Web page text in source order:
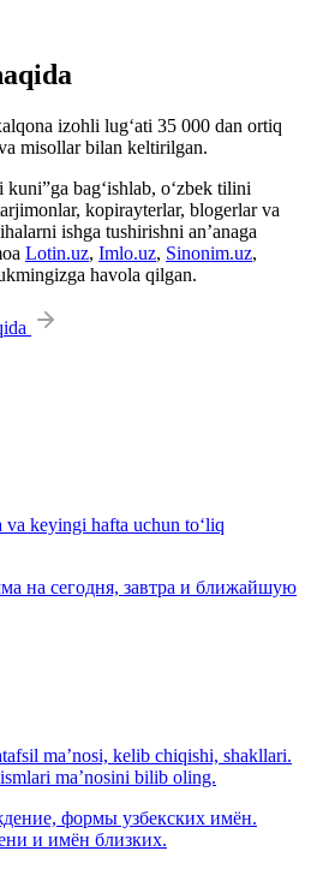
izohli lug‘ati 35 000 dan ortiq
misollar bilan keltirilgan.
bag‘ishlab, o‘zbek tilini
kopirayterlar, blogerlar va
ishga tushirishni an’anaga
Lotin.uz, Imlo.uz, Sinonim.uz,
havola qilgan.
keyingi hafta uchun to‘liq
на сегодня, завтра и ближайшую
ma’nosi, kelib chiqishi, shakllari.
ma’nosini bilib oling.
формы узбекских имён.
и имён близких.